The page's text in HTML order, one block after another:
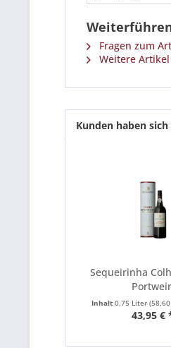
Fragen zum
Weitere
Kunden haben
Sequeirinha
Inhalt 0.75 Liter
43,95 €